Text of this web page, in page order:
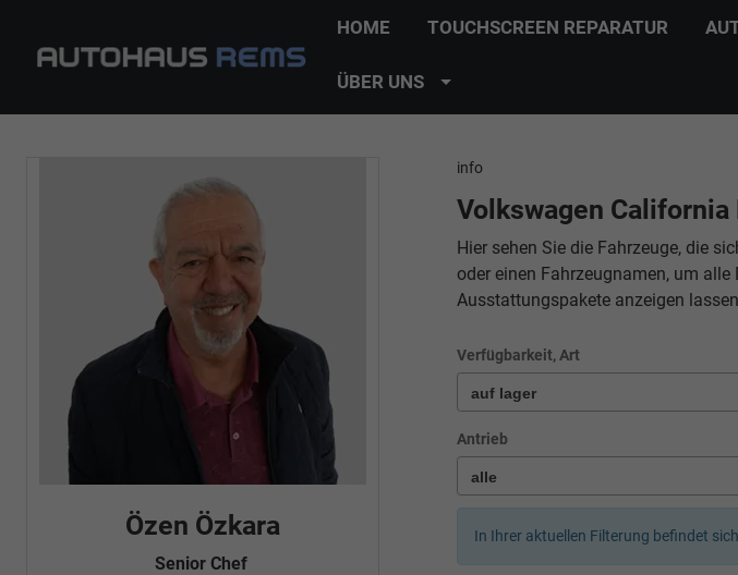
HOME TOUCHSCREEN REPARATUR
ÜBER UNS
info
Volkswagen California
Hier sehen Sie die Fahrzeuge, die
oder einen Fahrzeugnamen, um
Ausstattungspakete anzeigen
Verfügbarkeit, Art
Antrieb
In Ihrer aktuellen Filterung befindet sich
Özen Özkara
Senior Chef
Fatma Özyürek Oguz
Automobilkaufrau -Verkauf/Einkauf